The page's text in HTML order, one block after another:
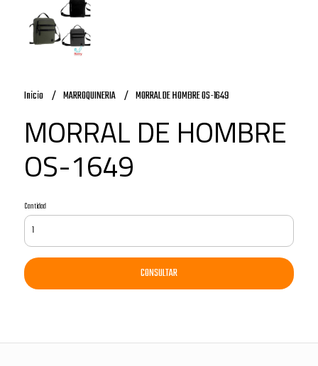
Inicio MARROQUINERIA MORRAL DE HOMBRE OS-1649
MORRAL DE HOMBRE
OS-1649
Cantidad
CONSULTAR